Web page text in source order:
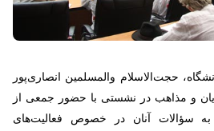
حجت‌الاسلام والمسلمین انصاری‌پور
و مذاهب در نشستی با حضور جمعی از
سؤالات آنان در خصوص فعالیت‌های